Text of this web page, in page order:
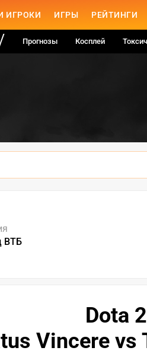
ИГРОКИ ИГРЫ РЕЙТИНГИ
Прогнозы Косплей
ВТБ
Dota 2
Vincere vs